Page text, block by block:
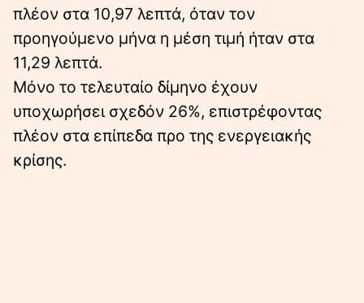
πλέον στα 10,97 λεπτά, όταν τον
προηγούµενο µήνα η µέση τιµή ήταν στα
11,29 λεπτά.
Μόνο το τελευταίο δίµηνο έχουν
υποχωρήσει σχεδόν 26%, επιστρέφοντας
πλέον στα επίπεδα προ της ενεργειακής
κρίσης.